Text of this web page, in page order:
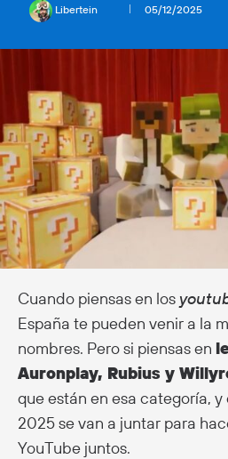
Libertein 05/12/2025
Cuando piensas en los
España te pueden venir a la
nombres. Pero si piensas en
Auronplay, Rubius y
que están en esa categoría,
2025 se van a juntar para
YouTube juntos.